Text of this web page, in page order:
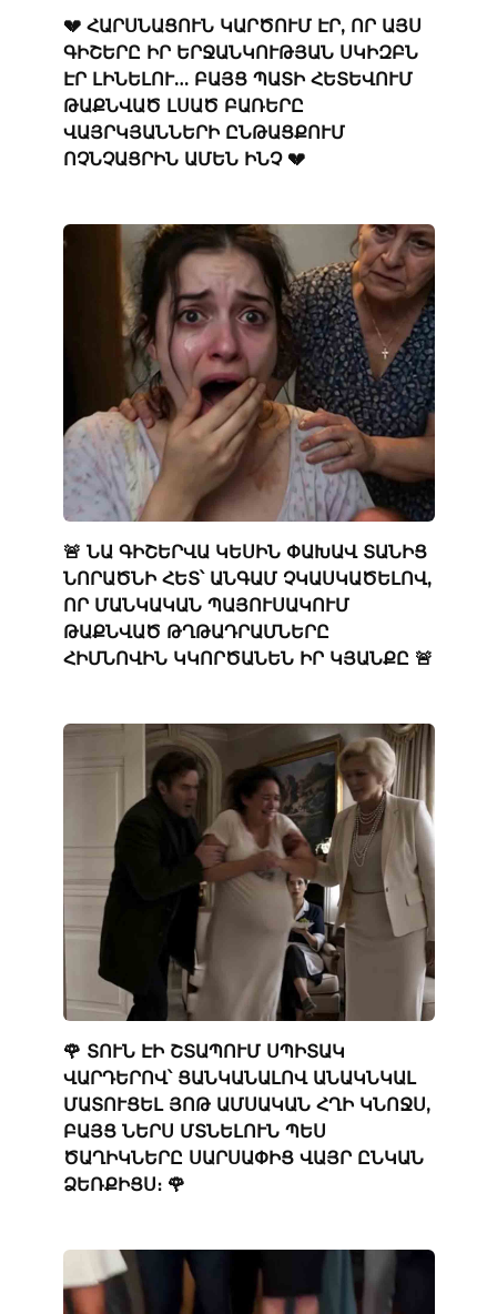
💔 ՀԱՐՍՆԱՑՈՒՆ ԿԱՐԾՈՒՄ ԷՐ, ՈՐ ԱՅՍ
ԳԻՇԵՐԸ ԻՐ ԵՐՋԱՆԿՈՒԹՅԱՆ ՍԿԻԶԲՆ
ԷՐ ԼԻՆԵԼՈՒ… ԲԱՅՑ ՊԱՏԻ ՀԵՏԵՎՈՒՄ
ԹԱՔՆՎԱԾ ԼՍԱԾ ԲԱՌԵՐԸ
ՎԱՅՐԿՅԱՆՆԵՐԻ ԸՆԹԱՑՔՈՒՄ
ՈՉՆՉԱՑՐԻՆ ԱՄԵՆ ԻՆՉ 💔
🚨 ՆԱ ԳԻՇԵՐՎԱ ԿԵՍԻՆ ՓԱԽԱՎ ՏԱՆԻՑ
ՆՈՐԱԾՆԻ ՀԵՏ՝ ԱՆԳԱՄ ՉԿԱՍԿԱԾԵԼՈՎ,
ՈՐ ՄԱՆԿԱԿԱՆ ՊԱՅՈՒՍԱԿՈՒՄ
ԹԱՔՆՎԱԾ ԹՂԹԱԴՐԱՄՆԵՐԸ
ՀԻՄՆՈՎԻՆ ԿԿՈՐԾԱՆԵՆ ԻՐ ԿՅԱՆՔԸ 🚨
🌹 ՏՈՒՆ ԷԻ ՇՏԱՊՈՒՄ ՍՊԻՏԱԿ
ՎԱՐԴԵՐՈՎ՝ ՑԱՆԿԱՆԱԼՈՎ ԱՆԱԿՆԿԱԼ
ՄԱՏՈՒՑԵԼ ՅՈԹ ԱՄՍԱԿԱՆ ՀՂԻ ԿՆՈՋՍ,
ԲԱՅՑ ՆԵՐՍ ՄՏՆԵԼՈՒՆ ՊԵՍ
ԾԱՂԻԿՆԵՐԸ ՍԱՐՍԱՓԻՑ ՎԱՅՐ ԸՆԿԱՆ
ՁԵՌՔԻՑՍ։ 🌹